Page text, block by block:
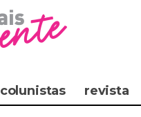
colunistas revista